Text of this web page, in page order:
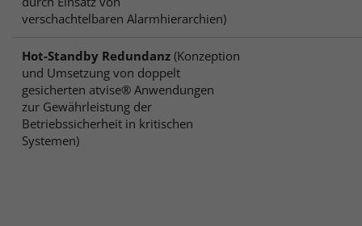
verschachtelbaren Alarmhierarchien)
Hot-Standby Redundanz (Konzeption
und Umsetzung von doppelt
gesicherten atvise® Anwendungen
zur Gewährleistung der
Betriebssicherheit in kritischen
Systemen)